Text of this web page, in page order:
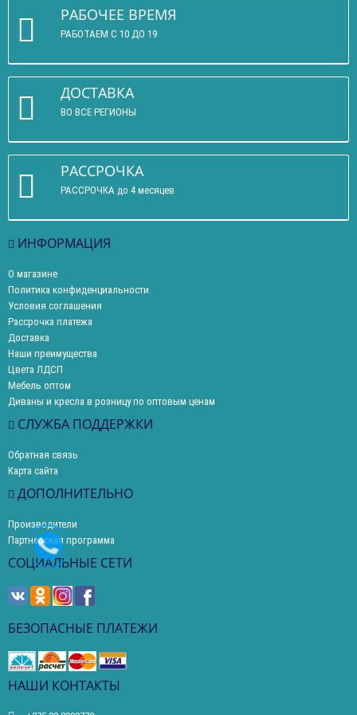
РАБОЧЕЕ ВРЕМЯ
РАБОТАЕМ С 10 ДО 19
ДОСТАВКА
ВО ВСЕ РЕГИОНЫ
РАССРОЧКА
РАССРОЧКА до 4 месяцев
ИНФОРМАЦИЯ
О магазине
Политика конфиденциальности
Условия соглашения
Рассрочка платежа
Доставка
Наши преимущества
Цвета ЛДСП
Мебель оптом
Диваны и кресла в розницу по оптовым ценам
СЛУЖБА ПОДДЕРЖКИ
Обратная связь
Карта сайта
ДОПОЛНИТЕЛЬНО
Производители
Партнерская программа
СОЦИАЛЬНЫЕ СЕТИ
БЕЗОПАСНЫЕ ПЛАТЕЖИ
НАШИ КОНТАКТЫ